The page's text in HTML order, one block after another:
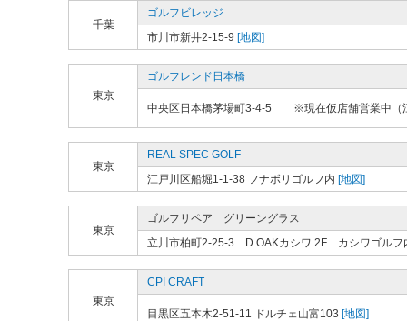
千葉
ゴルフビレッジ
市川市新井2-15-9 [地図]
東京
ゴルフレンド日本橋
中央区日本橋茅場町3-4-5 ※現在仮店舗営業中（
東京
REAL SPEC GOLF
江戸川区船堀1-1-38 フナボリゴルフ内 [地図]
東京
ゴルフリペア グリーングラス
立川市柏町2-25-3 D.OAKカシワ 2F カシワゴルフ
東京
CPI CRAFT
目黒区五本木2-51-11 ドルチェ山富103 [地図]